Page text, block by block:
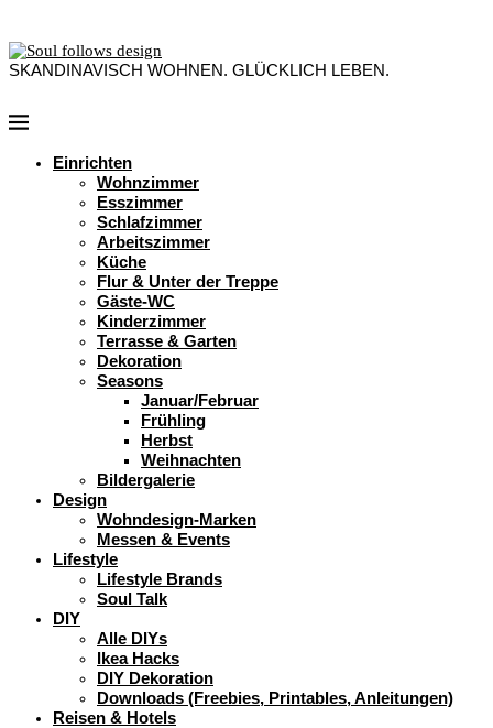
SKANDINAVISCH WOHNEN. GLÜCKLICH LEBEN.
Einrichten
Wohnzimmer
Esszimmer
Schlafzimmer
Arbeitszimmer
Küche
Flur & Unter der Treppe
Gäste-WC
Kinderzimmer
Terrasse & Garten
Dekoration
Seasons
Januar/Februar
Frühling
Herbst
Weihnachten
Bildergalerie
Design
Wohndesign-Marken
Messen & Events
Lifestyle
Lifestyle Brands
Soul Talk
DIY
Alle DIYs
Ikea Hacks
DIY Dekoration
Downloads (Freebies, Printables, Anleitungen)
Reisen & Hotels